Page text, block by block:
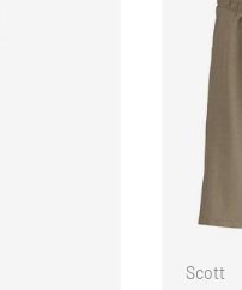
Scott